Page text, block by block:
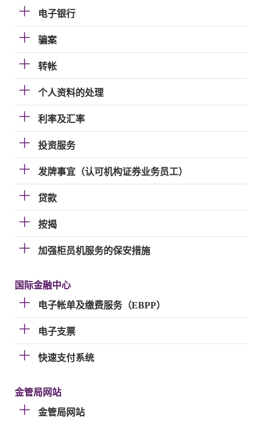
电子银行
骗案
转帐
个人资料的处理
利率及汇率
投资服务
发牌事宜（认可机构证券业务员工）
贷款
按揭
加强柜员机服务的保安措施
国际金融中心
电子帐单及缴费服务（EBPP）
电子支票
快速支付系统
金管局网站
金管局网站